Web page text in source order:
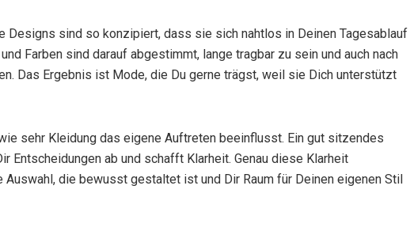
Designs sind so konzipiert, dass sie sich nahtlos in Deinen Tagesablauf
Farben sind darauf abgestimmt, lange tragbar zu sein und auch nach
Das Ergebnis ist Mode, die Du gerne trägst, weil sie Dich unterstützt
sehr Kleidung das eigene Auftreten beeinflusst. Ein gut sitzendes
Entscheidungen ab und schafft Klarheit. Genau diese Klarheit
Auswahl, die bewusst gestaltet ist und Dir Raum für Deinen eigenen Stil